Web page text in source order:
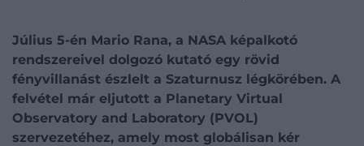
Július 5-én Mario Rana, a NASA képalkotó
rendszereivel dolgozó kutató egy rövid
fényvillanást észlelt a Szaturnusz légkörében. A
felvétel már eljutott a Planetary Virtual
Observatory and Laboratory (PVOL)
szervezetéhez, amely most globálisan kér